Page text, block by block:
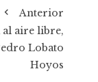
Anterior
aire libre,
Lobato
Hoyos